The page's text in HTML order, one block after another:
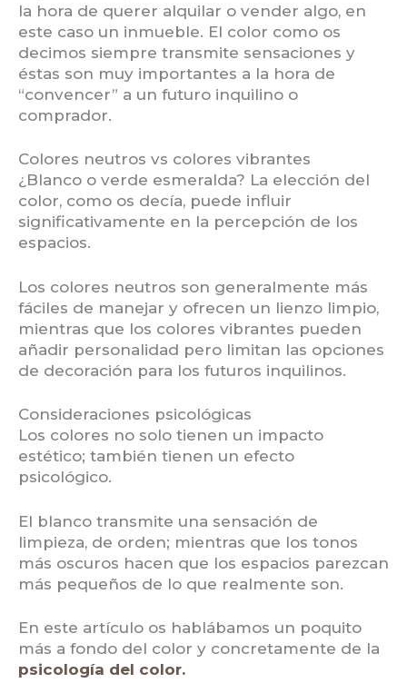
la hora de querer alquilar o vender algo, en
este caso un inmueble. El color como os
decimos siempre transmite sensaciones y
éstas son muy importantes a la hora de
“convencer” a un futuro inquilino o
comprador.
Colores neutros vs colores vibrantes
¿Blanco o verde esmeralda? La elección del
color, como os decía, puede influir
significativamente en la percepción de los
espacios.
Los colores neutros son generalmente más
fáciles de manejar y ofrecen un lienzo limpio,
mientras que los colores vibrantes pueden
añadir personalidad pero limitan las opciones
de decoración para los futuros inquilinos.
Consideraciones psicológicas
Los colores no solo tienen un impacto
estético; también tienen un efecto
psicológico.
El blanco transmite una sensación de
limpieza, de orden; mientras que los tonos
más oscuros hacen que los espacios parezcan
más pequeños de lo que realmente son.
En este artículo os hablábamos un poquito
más a fondo del color y concretamente de la
psicología del color.